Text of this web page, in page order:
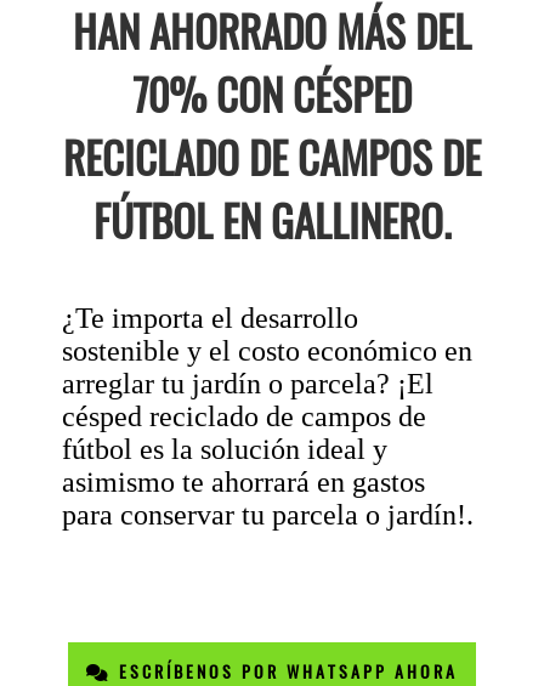
HAN AHORRADO MÁS DEL
70% CON CÉSPED
RECICLADO DE CAMPOS DE
FÚTBOL EN GALLINERO.
¿Te importa el desarrollo
sostenible y el costo económico en
arreglar tu jardín o parcela? ¡El
césped reciclado de campos de
fútbol es la solución ideal y
asimismo te ahorrará en gastos
para conservar tu parcela o jardín!.
ESCRÍBENOS POR WHATSAPP AHORA